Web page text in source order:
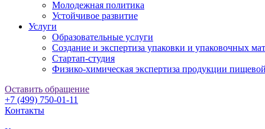
Молодежная политика
Устойчивое развитие
Услуги
Образовательные услуги
Создание и экспертиза упаковки и упаковочных
Стартап-студия
Физико-химическая экспертиза продукции
Оставить обращение
+7 (499) 750-01-11
Контакты